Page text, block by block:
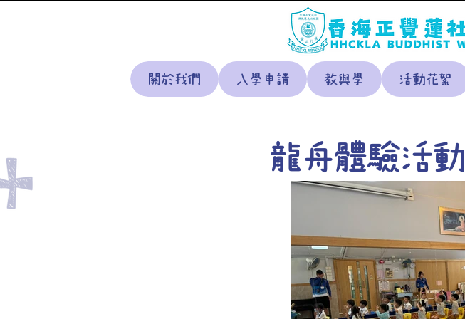
關於我們 入學申請 教與學 活動花絮
龍舟體驗活動